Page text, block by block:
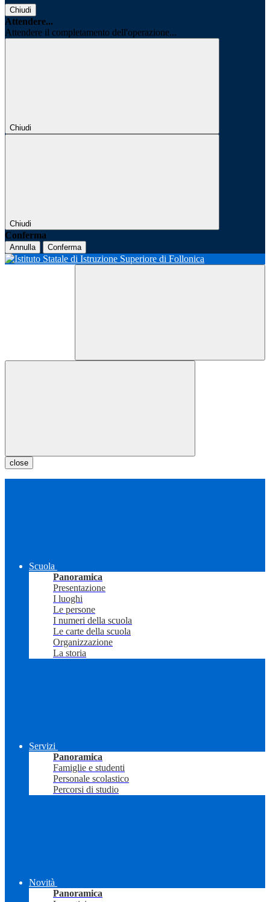
Chiudi
Attendere...
Attendere il completamento dell'operazione...
Chiudi
Chiudi
Conferma
Annulla Conferma
close
Scuola
Panoramica
Presentazione
I luoghi
Le persone
I numeri della scuola
Le carte della scuola
Organizzazione
La storia
Servizi
Panoramica
Famiglie e studenti
Personale scolastico
Percorsi di studio
Novità
Panoramica